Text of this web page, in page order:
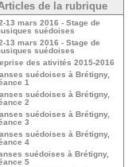
de la rubrique
13 mars 2016 - Stage de
suédoises
13 mars 2016 - Stage de
suédoises
des ativités 2015-2016
suédoises à Brétigny,
1
suédoises à Brétigny,
2
suédoises à Brétigny,
3
suédoises à Brétigny,
4
suédoises à Brétigny,
5